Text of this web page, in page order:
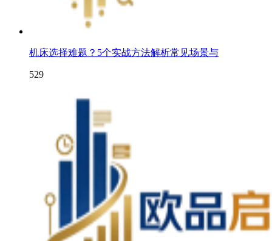
机床选择难题？5个实战方法解析常见场景与
529